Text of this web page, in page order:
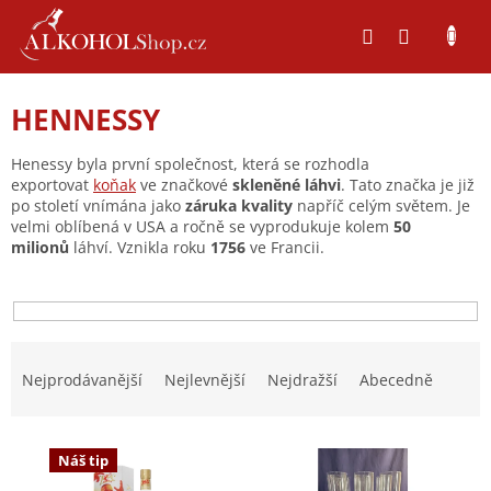
obsah
HENNESSY
Henessy byla první společnost, která se rozhodla
exportovat koňak ve značkové skleněné láhvi. Tato značka je již
po století vnímána jako záruka kvality napříč celým světem. Je
velmi oblíbená v USA a ročně se vyprodukuje kolem 50
milionů láhví. Vznikla roku 1756 ve Francii.
Nejprodávanější Nejlevnější Nejdražší Abecedně
Náš tip